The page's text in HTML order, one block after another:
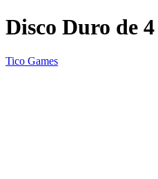
Disco Duro de
Tico Games